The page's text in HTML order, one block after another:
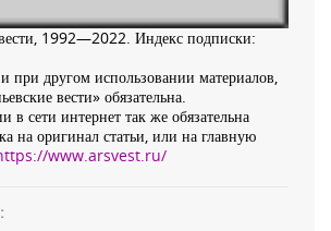
1992—2022. Индекс подписки:
при другом использовании материалов,
вести» обязательна.
в сети интернет так же обязательна
на оригинал статьи, или на главную
www.arsvest.ru/